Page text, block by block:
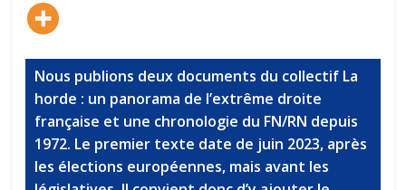
Nous publions deux documents du collectif La
horde : un panorama de l’extrême droite
française et une chronologie du FN/RN depuis
1972. Le premier texte date de juin 2023, après
les élections européennes, mais avant les